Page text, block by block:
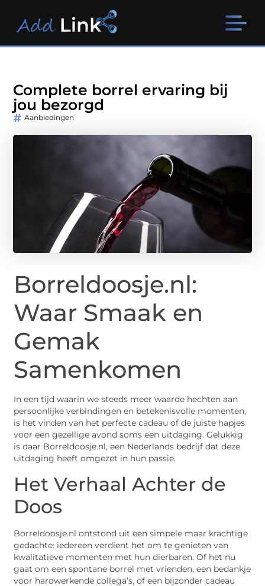
Complete borrel ervaring bij
jou bezorgd
Aanbiedingen
Borreldoosje.nl:
Waar Smaak en
Gemak
Samenkomen
In een tijd waarin we steeds meer waarde hechten aan
persoonlijke verbindingen en betekenisvolle momenten,
is het vinden van het perfecte cadeau of de juiste hapjes
voor een gezellige avond soms een uitdaging. Gelukkig
is daar Borreldoosje.nl, een Nederlands bedrijf dat deze
uitdaging heeft omgezet in hun passie.
Het Verhaal Achter de
Doos
Borreldoosje.nl ontstond uit een simpele maar krachtige
gedachte: iedereen verdient het om te genieten van
kwalitatieve momenten met hun dierbaren. Of het nu
gaat om een spontane borrel met vrienden, een bedankje
voor hardwerkende collega’s, of een bijzonder cadeau